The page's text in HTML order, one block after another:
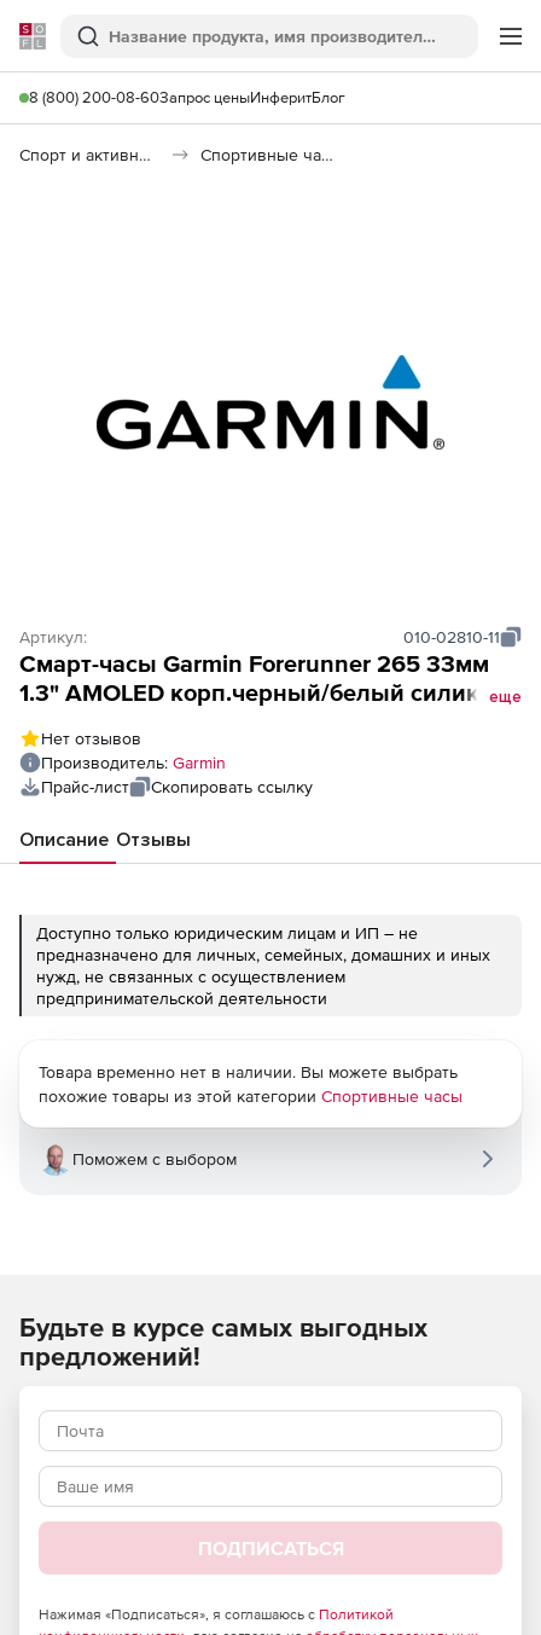
Softline
Поиск
8 (800) 200-08-60Запрос ценыИнферитБлог
Спорт и активный отдых Спортивные часы
Артикул: 010-02810-11
Смарт-часы Garmin Forerunner 265 33мм
1.3" AMOLED корп.черный/белый силиконеще
Нет отзывов
Производитель: Garmin
Прайс-лист
Скопировать ссылку
Описание Отзывы
Доступно только юридическим лицам и ИП – не
предназначено для личных, семейных, домашних и иных
нужд, не связанных с осуществлением
предпринимательской деятельности
Товара временно нет в наличии. Вы можете выбрать
похожие товары из этой категории Спортивные часы
Поможем с выбором
Будьте в курсе самых выгодных
предложений!
ПОДПИСАТЬСЯ
Нажимая «Подписаться», я соглашаюсь с Политикой